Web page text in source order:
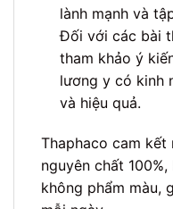
lành mạnh và
Đối với các bài
tham khảo ý
lương y có kinh
và hiệu quả.
Thaphaco cam kết
nguyên chất
không phẩm màu,